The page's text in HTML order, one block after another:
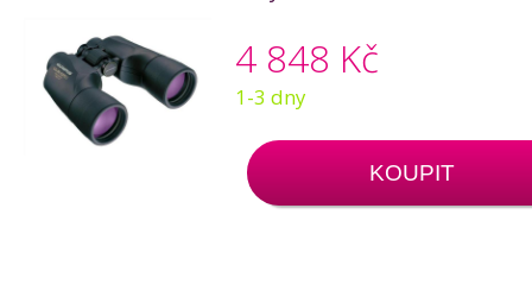
4 848 Kč
1-3 dny
KOUPIT